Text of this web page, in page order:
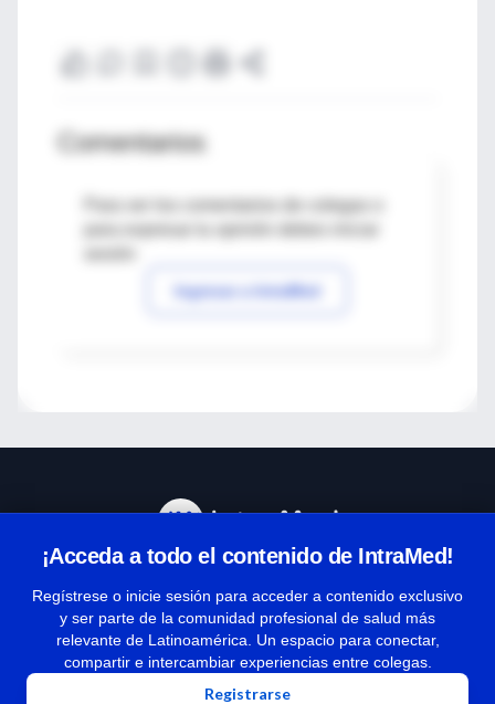
Comentarios
Para ver los comentarios de colegas o
Ingresar a IntraMed
¡Acceda a todo el contenido de IntraMed!
Regístrese o inicie sesión para acceder a contenido exclusivo
y ser parte de la comunidad profesional de salud más
relevante de Latinoamérica. Un espacio para conectar,
compartir e intercambiar experiencias entre colegas.
Registrarse
Términos y condiciones
| Políticas de privacidad
| Todos los derechos reservados | Copyright 1997-2026